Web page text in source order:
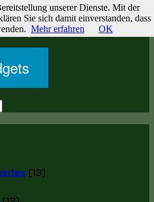
Projekten
(13)
unserer Dienste. Mit der
Sie sich damit einverstanden, dass
Mehr erfahren OK